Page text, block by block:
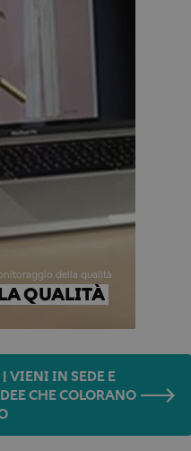
della qualità
QUALITÀ
| VIENI IN SEDE E
CHE COLORANO